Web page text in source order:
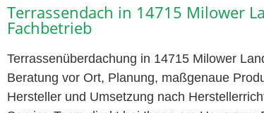
Terrassendach in 14715 Milower
Fachbetrieb
Terrassenüberdachung in 14715 Milower
Beratung vor Ort, Planung, maßgenaue
Hersteller und Umsetzung nach